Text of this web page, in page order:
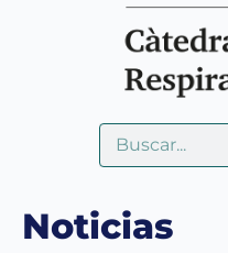
Noticias